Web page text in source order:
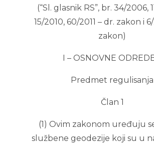
(“Sl. glasnik RS”, br. 34/2006,
15/2010, 60/2011 – dr. zakon i
zakon)
I – OSNOVNE
Predmet regulisanja
Član 1
(1) Ovim zakonom uređuju
službene geodezije koji su u